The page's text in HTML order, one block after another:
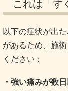
これは「す
以下の症状が出
があるため、施
ください：
・強い痛みが数